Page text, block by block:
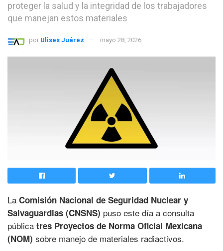
proteger la salud y la integridad de los trabajadores
que manejan estos materiales
por Ulises Juárez mayo 28, 2026
La Comisión Nacional de Seguridad Nuclear y
Salvaguardias (CNSNS) puso este día a consulta
pública tres Proyectos de Norma Oficial Mexicana
(NOM) sobre manejo de materiales radiactivos.